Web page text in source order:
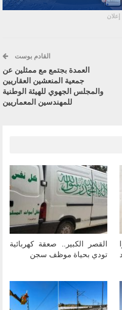
إعلان
القادم بوست
العمدة بجتمع مع ممثلين عن
جمعية المنعشين العقاريين
والمجلس الجهوي للهيئة الوطنية
للمهندسين المعماريين
القصر الكبير.. صعقة كهربائية
تودي بحياة موظف سجن